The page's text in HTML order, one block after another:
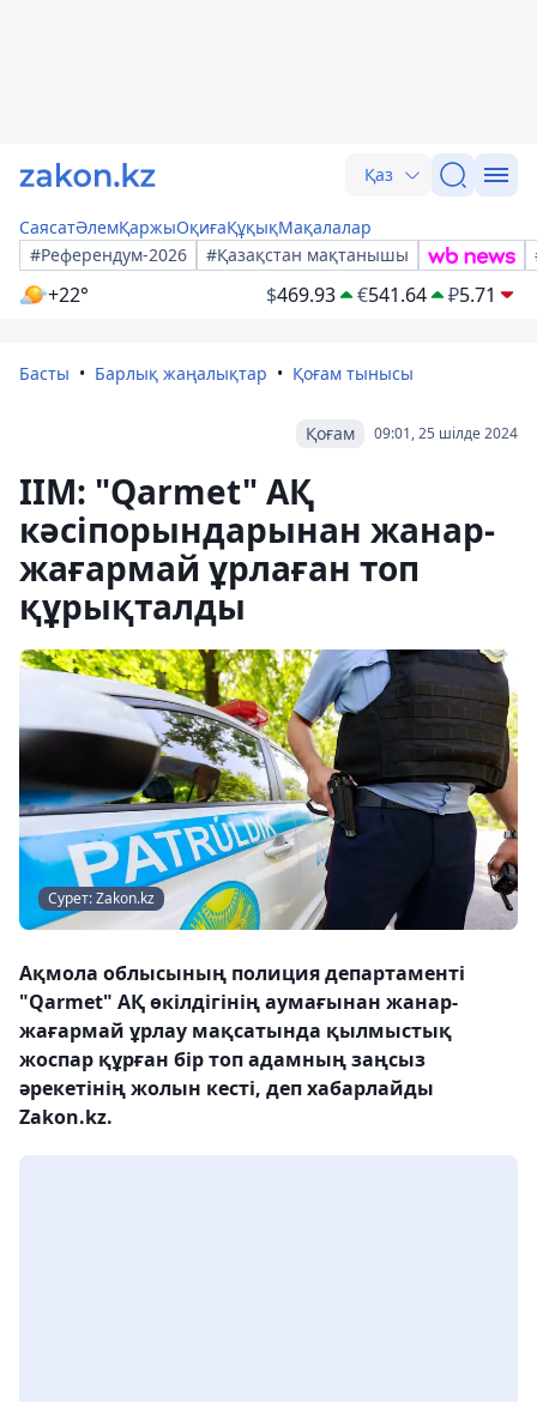
Қаз
СаясатӘлемҚаржыОқиғаҚұқықМақалалар
#Референдум-2026
#Қазақстан мақтанышы
+22° $469.93 €541.64 ₽5.71
Басты Барлық жаңалықтар Қоғам тынысы
09:01, 25 шілде 2024
Қоғам
ІІМ: "Qarmet" АҚ
кәсіпорындарынан жанар-
жағармай ұрлаған топ
құрықталды
Сурет: Zakon.kz
Ақмола облысының полиция департаменті
"Qarmet" АҚ өкілдігінің аумағынан жанар-
жағармай ұрлау мақсатында қылмыстық
жоспар құрған бір топ адамның заңсыз
әрекетінің жолын кесті, деп хабарлайды
Zakon.kz.